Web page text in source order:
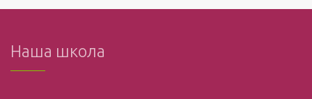
Наша школа